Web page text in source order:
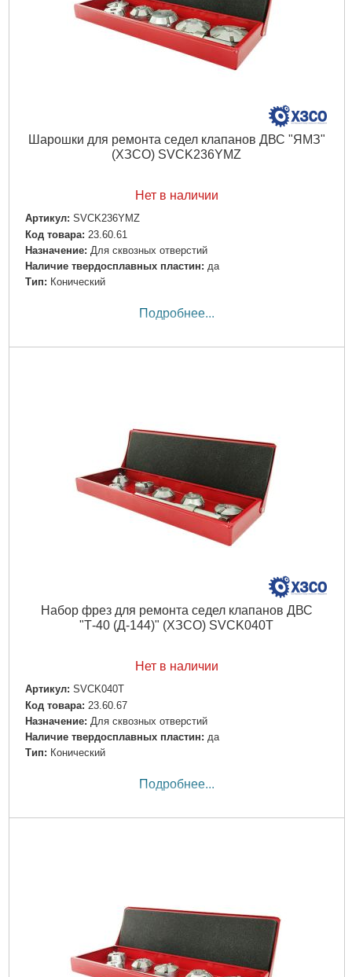
Шарошки для ремонта седел клапанов ДВС "ЯМЗ"
(ХЗСО) SVCK236YMZ
Нет в наличии
Артикул: SVCK236YMZ
Код товара: 23.60.61
Назначение: Для сквозных отверстий
Наличие твердосплавных пластин: да
Тип: Конический
Подробнее...
Набор фрез для ремонта седел клапанов ДВС
"Т-40 (Д-144)" (ХЗСО) SVCK040T
Нет в наличии
Артикул: SVCK040T
Код товара: 23.60.67
Назначение: Для сквозных отверстий
Наличие твердосплавных пластин: да
Тип: Конический
Подробнее...